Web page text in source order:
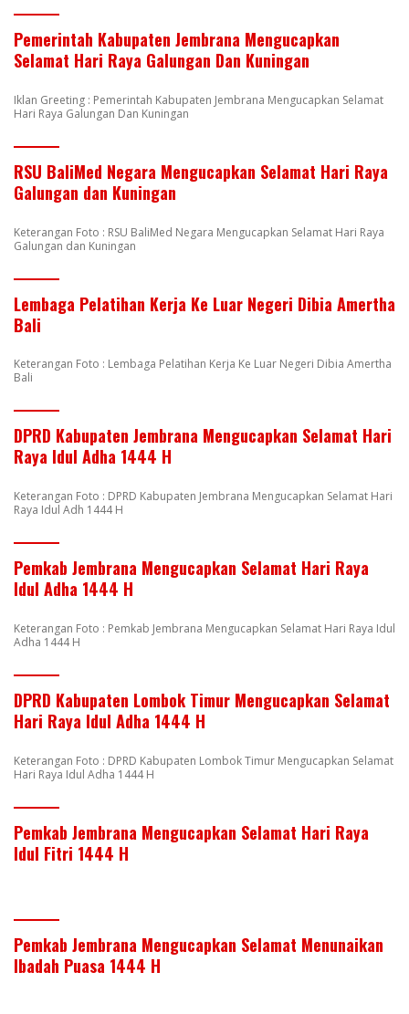
Pemerintah Kabupaten Jembrana Mengucapkan
Selamat Hari Raya Galungan Dan Kuningan
Iklan Greeting : Pemerintah Kabupaten Jembrana Mengucapkan Selamat
Hari Raya Galungan Dan Kuningan
RSU BaliMed Negara Mengucapkan Selamat Hari Raya
Galungan dan Kuningan
Keterangan Foto : RSU BaliMed Negara Mengucapkan Selamat Hari Raya
Galungan dan Kuningan
Lembaga Pelatihan Kerja Ke Luar Negeri Dibia Amertha
Bali
Keterangan Foto : Lembaga Pelatihan Kerja Ke Luar Negeri Dibia Amertha
Bali
DPRD Kabupaten Jembrana Mengucapkan Selamat Hari
Raya Idul Adha 1444 H
Keterangan Foto : DPRD Kabupaten Jembrana Mengucapkan Selamat Hari
Raya Idul Adh 1444 H
Pemkab Jembrana Mengucapkan Selamat Hari Raya
Idul Adha 1444 H
Keterangan Foto : Pemkab Jembrana Mengucapkan Selamat Hari Raya Idul
Adha 1444 H
DPRD Kabupaten Lombok Timur Mengucapkan Selamat
Hari Raya Idul Adha 1444 H
Keterangan Foto : DPRD Kabupaten Lombok Timur Mengucapkan Selamat
Hari Raya Idul Adha 1444 H
Pemkab Jembrana Mengucapkan Selamat Hari Raya
Idul Fitri 1444 H
Pemkab Jembrana Mengucapkan Selamat Menunaikan
Ibadah Puasa 1444 H